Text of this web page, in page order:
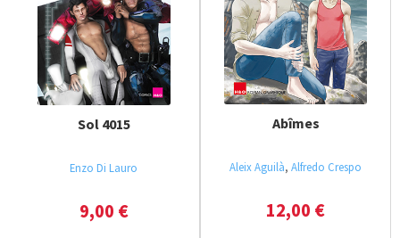
Sol 4015
Enzo Di Lauro
9,00 €
Abîmes
Aleix Aguilà,Alfredo Crespo
12,00 €